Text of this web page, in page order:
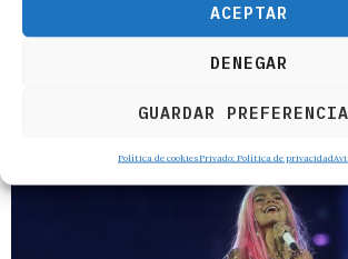
ACEPTAR
DENEGAR
GUARDAR
Política de cookiesPrivado: Política de privacidad
RELACIONADOS